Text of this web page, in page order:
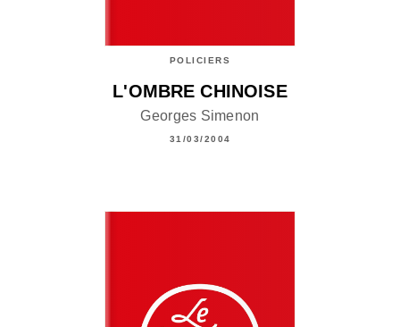
POLICIERS
L'OMBRE CHINOISE
Georges Simenon
31/03/2004